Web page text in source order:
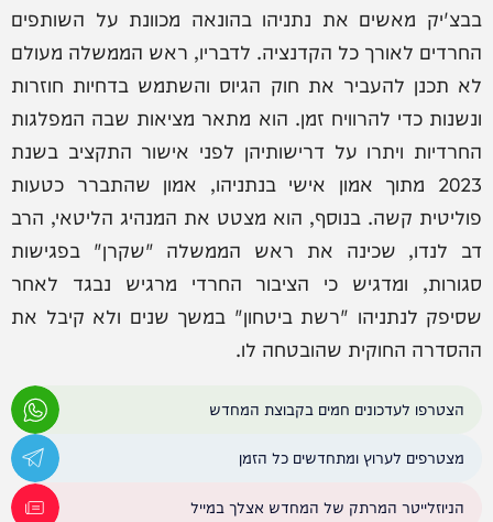
בבצ'יק מאשים את נתניהו בהונאה מכוונת על השותפים
החרדים לאורך כל הקדנציה. לדבריו, ראש הממשלה מעולם
לא תכנן להעביר את חוק הגיוס והשתמש בדחיות חוזרות
ונשנות כדי להרוויח זמן. הוא מתאר מציאות שבה המפלגות
החרדיות ויתרו על דרישותיהן לפני אישור התקציב בשנת
2023 מתוך אמון אישי בנתניהו, אמון שהתברר כטעות
פוליטית קשה. בנוסף, הוא מצטט את המנהיג הליטאי, הרב
דב לנדו, שכינה את ראש הממשלה "שקרן" בפגישות
סגורות, ומדגיש כי הציבור החרדי מרגיש נבגד לאחר
שסיפק לנתניהו "רשת ביטחון" במשך שנים ולא קיבל את
ההסדרה החוקית שהובטחה לו.
הצטרפו לעדכונים חמים בקבוצת המחדש
מצטרפים לערוץ ומתחדשים כל הזמן
הניוזלייטר המרתק של המחדש אצלך במייל